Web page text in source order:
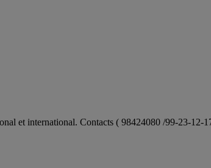
et international. Contacts ( 98424080 /99-23-12-